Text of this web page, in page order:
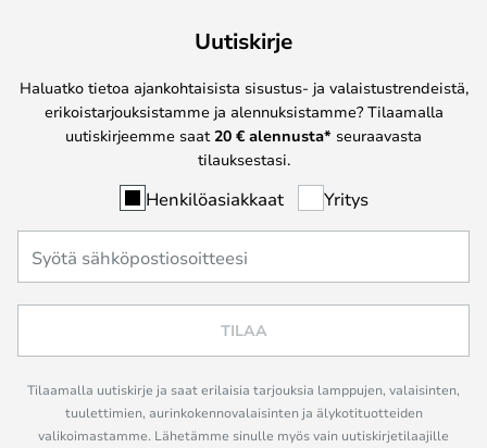
Uutiskirje
Haluatko tietoa ajankohtaisista sisustus- ja valaistustrendeistä,
erikoistarjouksistamme ja alennuksistamme? Tilaamalla
uutiskirjeemme saat 20 € alennusta* seuraavasta
tilauksestasi.
Henkilöasiakkaat Yritys
TILAA
Tilaamalla uutiskirje ja saat erilaisia tarjouksia lamppujen, valaisinten,
tuulettimien, aurinkokennovalaisinten ja älykotituotteiden
valikoimastamme. Lähetämme sinulle myös vain uutiskirjetilaajille